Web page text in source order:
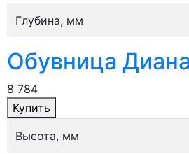
Глубина, мм
Обувница Диана
8 784
Купить
Высота, мм